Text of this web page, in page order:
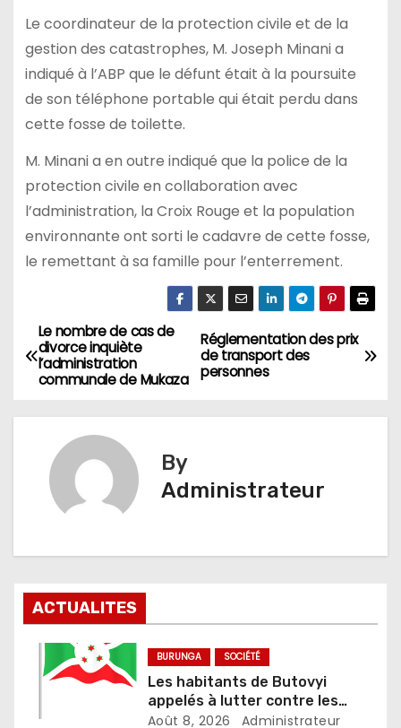
Le coordinateur de la protection civile et de la
gestion des catastrophes, M. Joseph Minani a
indiqué à l’ABP que le défunt était à la poursuite
de son téléphone portable qui était perdu dans
cette fosse de toilette.
M. Minani a en outre indiqué que la police de la
protection civile en collaboration avec
l’administration, la Croix Rouge et la population
environnante ont sorti le cadavre de cette fosse,
le remettant à sa famille pour l’enterrement.
Navigation
de
l’article
Réglementation des prix
de transport des
personnes
Le nombre de cas de
divorce inquiète
l’administration
communale de Mukaza
By
Administrateur
ACTUALITES
BURUNGA SOCIÉTÉ
Les habitants de Butovyi
appelés à lutter contre les
stupéfiants et les accusations
Août 8, 2026 Administrateur